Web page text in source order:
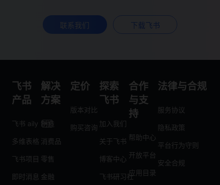
联系我们 下载飞书
飞书
产品
飞书 aily
多维表格
飞书项目
即时消息
解决
方案
制造
消费品
零售
金融
定价
版本对比
购买咨询
探索
飞书
加入我们
关于飞书
博客中心
飞书研习社
合作
与支
持
帮助中心
开放平台
应用目录
法律与合规
服务协议
隐私政策
平台行为守则
安全合规